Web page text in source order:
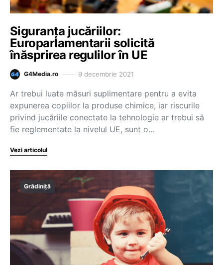
Siguranța jucăriilor:
Europarlamentarii solicită
înăsprirea regulilor în UE
G4Media.ro 9 decembrie 2021
Ar trebui luate măsuri suplimentare pentru a evita
expunerea copiilor la produse chimice, iar riscurile
privind jucăriile conectate la tehnologie ar trebui să
fie reglementate la nivelul UE, sunt o…
Vezi articolul
Grădiniță